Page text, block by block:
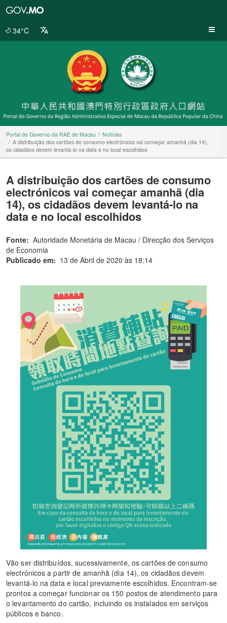
34°C
Portal do Governo da RAE de Macau
Notícias
A distribuição dos cartões de consumo electrónicos vai começar amanhã (dia 14),
os cidadãos devem levantá-lo na data e no local escolhidos
A distribuição dos cartões de consumo
electrónicos vai começar amanhã (dia
14), os cidadãos devem levantá-lo na
data e no local escolhidos
Fonte: Autoridade Monetária de Macau / Direcção dos Serviços
de Economia
Publicado em: 13 de Abril de 2020 às 18:14
Vão ser distribuídos, sucessivamente, os cartões de consumo
electrónicos a partir de amanhã (dia 14), os cidadãos devem
levantá-lo na data e local previamente escolhidos. Encontram-se
prontos a começar funcionar os 150 postos de atendimento para
o levantamento do cartão, incluindo os instalados em serviços
públicos e banco.